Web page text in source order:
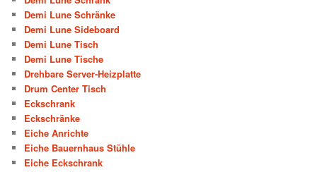
Demi Lune Schränke
Demi Lune Sideboard
Demi Lune Tisch
Demi Lune Tische
Drehbare Server-Heizplatte
Drum Center Tisch
Eckschrank
Eckschränke
Eiche Anrichte
Eiche Bauernhaus Stühle
Eiche Eckschrank